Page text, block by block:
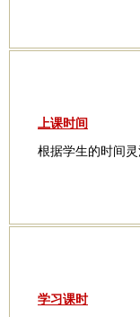
上课时间
根据学生的时间
学习课时